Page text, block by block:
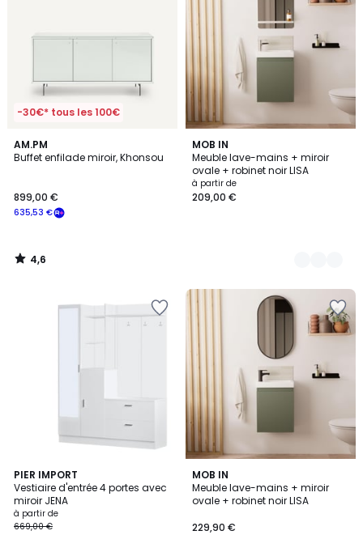
-30€* tous les 100€
AM.PM
Buffet enfilade miroir, Khonsou
635,53 €
899,00 €
4,6
/ 5
4,6
/
MOB IN
Meuble lave-mains + miroir
ovale + robinet noir LISA
à partir de
209,00 €
6
Couleurs
PIER IMPORT
Vestiaire d'entrée 4 portes avec
miroir JENA
à partir de
669,00 €
2
Couleurs
MOB IN
Meuble lave-mains + miroir
ovale + robinet noir LISA
229,90 €
9
Couleurs